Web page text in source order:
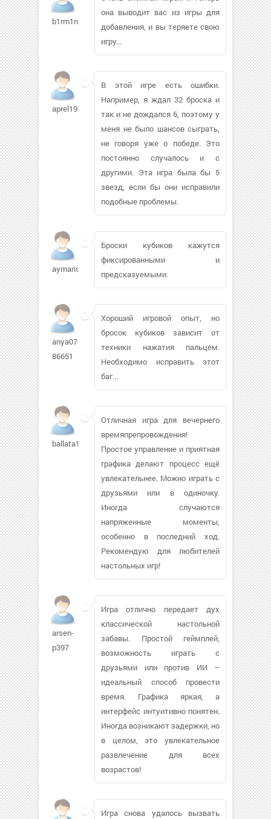
b1rm1nator
она выводит вас из игры для
добавления, и вы теряете свою
игру...
aprel1997808
В этой игре есть ошибки.
Например, я ждал 32 броска и
так и не дождался 6, поэтому у
меня не было шансов сыграть,
не говоря уже о победе. Это
постоянно случалось и с
другими. Эта игра была бы 5
звезд, если бы они исправили
подобные проблемы.
aymans
Броски кубиков кажутся
фиксированными и
предсказуемыми.
anya07-
86651
Хороший игровой опыт, но
бросок кубиков зависит от
техники нажатия пальцем.
Необходимо исправить этот
баг...
ballata1
Отличная игра для вечернего
времяпрепровождения!
Простое управление и приятная
графика делают процесс ещё
увлекательнее. Можно играть с
друзьями или в одиночку.
Иногда случаются
напряженные моменты,
особенно в последний ход.
Рекомендую для любителей
настольных игр!
arsen-
p397
Игра отлично передает дух
классической настольной
забавы. Простой геймплей,
возможность играть с
друзьями или против ИИ –
идеальный способ провести
время. Графика яркая, а
интерфейс интуитивно понятен.
Иногда возникают задержки, но
в целом, это увлекательное
развлечение для всех
возрастов!
Игра снова удалось вызвать